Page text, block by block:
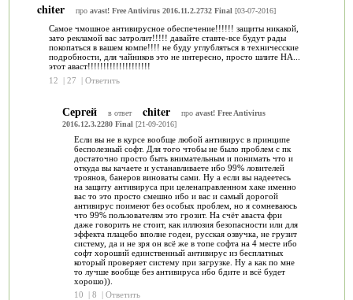
chiter про avast! Free Antivirus 2016.11.2.2732 Final [03-07-2016]
Самое чмошное антивирусное обеспечение!!!!!! защиты никакой,
зато рекламой вас затролит!!!!! давайте ставте-все будут рады
покопаться в вашем компе!!!! не буду углубляться в техничесские
подробности, для чайников это не интересно, просто шлите НА...
этот аваст!!!!!!!!!!!!!!!!!!!!
12
| 27 | Ответить
Сергей в ответ chiter про avast! Free Antivirus
2016.12.3.2280 Final [21-09-2016]
Если вы не в курсе вообще любой антивирус в принципе
бесполезный софт. Для того чтобы не было проблем с пк
достаточно просто быть внимательным и понимать что и
откуда вы качаете и устанавливаете ибо 99% ловителей
троянов, банеров виноваты сами. Ну а если вы надеетесь
на защиту антивируса при целенаправленном хаке именно
вас то это просто смешно ибо и вас и самый дорогой
антивирус поимеют без особых проблем, но я сомневаюсь
что 99% пользователям это грозит. На счёт аваста фри
даже говорить не стоит, как иллюзия безопасности или для
эффекта плацебо вполне годен, русская озвучка, не грузит
систему, да и не зря он всё же в топе софта на 4 месте ибо
софт хороший единственный антивирус из бесплатных
который проверяет систему при загрузке. Ну а как по мне
то лучше вообще без антивируса ибо бдите и всё будет
хорошо)).
10
| 8 | Ответить